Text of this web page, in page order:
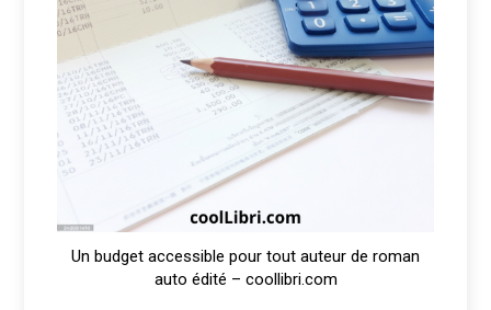
Un budget accessible pour tout auteur de roman
auto édité – coollibri.com